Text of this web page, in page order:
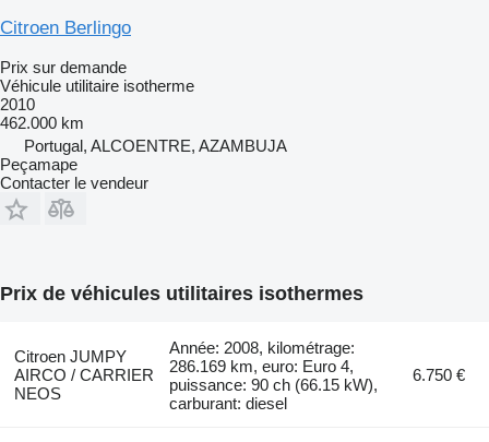
Citroen Berlingo
Prix sur demande
Véhicule utilitaire isotherme
2010
462.000 km
Portugal, ALCOENTRE, AZAMBUJA
Peçamape
Contacter le vendeur
Prix de véhicules utilitaires isothermes
Citroen JUMPY
AIRCO / CARRIER
NEOS
Année: 2008, kilométrage:
286.169 km, euro: Euro 4,
puissance: 90 ch (66.15 kW),
carburant: diesel
6.750 €